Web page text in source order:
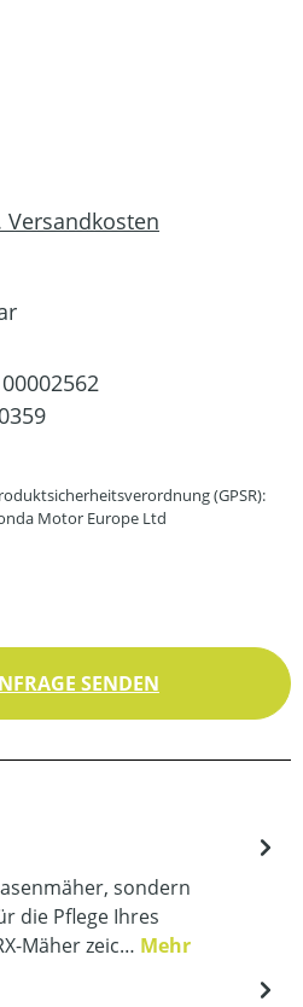
Versandkosten
(GPSR):
Motor Europe Ltd
SENDEN
sondern
die Pflege Ihres
Mäher zeic… Mehr